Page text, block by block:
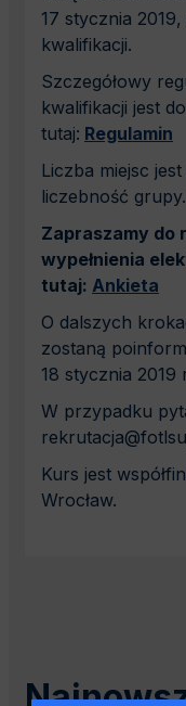
17 stycznia
kwalifikacji.
Szczegółowy
kwalifikacji jest
tutaj: Regulamin
Liczba miejsc
liczebność grupy.
Zapraszamy do
wypełnienia
tutaj: Ankieta
O dalszych
zostaną
18 stycznia 2019
W przypadku
Kurs jest
Wrocław.